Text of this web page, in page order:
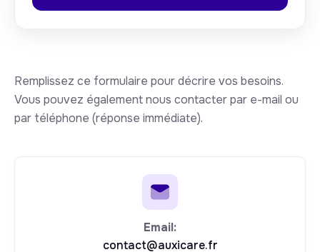
Remplissez ce formulaire pour décrire vos besoins.
Vous pouvez également nous contacter par e-mail ou
par téléphone (réponse immédiate).
Email:
contact@auxicare.fr